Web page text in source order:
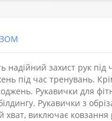
надійний захист рук під
під час тренувань.
Рукавички для
Рукавички з
хват, виключає